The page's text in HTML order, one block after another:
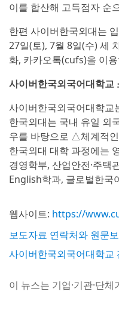
이를 합산해 고득점자 순
한편 사이버한국외대는
27일(토), 7월 8일(수) 세
화, 카카오톡(cufs)을 이
사이버한국외국어대학교
사이버한국외국어대학교
한국외대는 국내 유일 외
우를 바탕으로 △체계적
한국외대 대학 과정에는
경영학부, 산업안전·주택
English학과, 글로벌한국
웹사이트: https://
보도자료 연락처와 원문
사이버한국외국어대학교
이 뉴스는 기업·기관·단